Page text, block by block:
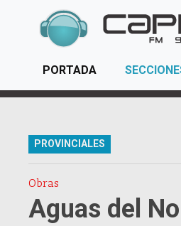
PORTADA(current)
PROVINCIALES
Obras
Aguas del